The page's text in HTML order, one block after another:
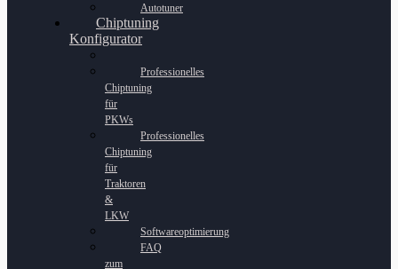
Autotuner
Chiptuning
Konfigurator
Professionelles
Chiptuning
für
PKWs
Professionelles
Chiptuning
für
Traktoren
&
LKW
Softwareoptimierung
FAQ
zum